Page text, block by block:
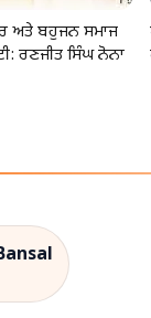
ਅਤੇ ਬਹੁਜਨ ਸਮਾਜ
ਰਣਜੀਤ ਸਿੰਘ ਨੋਨਾ